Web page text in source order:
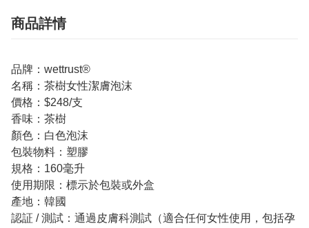
商品詳情
品牌：wettrust®
名稱：茶樹女性潔膚泡沫
價格：$248/支
香味：茶樹
顏色：白色泡沫
包裝物料：塑膠
規格：160毫升
使用期限：標示於包裝或外盒
產地：韓國
認証 / 測試：通過皮膚科測試（適合任何女性使用，包括孕